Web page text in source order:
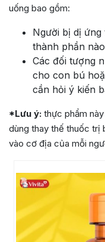
uống bao gồm:
Người bị dị
thành phần
Các đối tượng
cho con bú
cần hỏi ý kiến
*Lưu ý: thực phẩm
dùng thay thế thuốc trị
vào cơ địa của mỗi